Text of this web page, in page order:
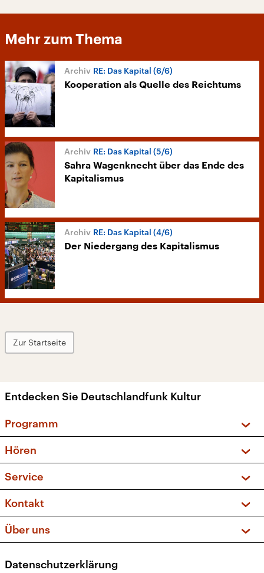
Mehr zum Thema
RE: Das Kapital (6/6)
Kooperation als Quelle des Reichtums
RE: Das Kapital (5/6)
Sahra Wagenknecht über das Ende des
Kapitalismus
RE: Das Kapital (4/6)
Der Niedergang des Kapitalismus
Zur Startseite
Entdecken Sie Deutschlandfunk Kultur
Programm
Sendungen und Podcasts
Musikliste
Kakadu – Das Kinderprogramm
Hören
Frequenzen (UKW + DAB+)
Service
FAQ
Apps
Newsletter
Kontakt
Social Media
Über uns
Presse
Datenschutzerklärung